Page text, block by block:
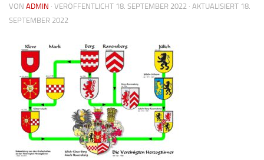
VON ADMIN · VERÖFFENTLICHT 18. SEPTEMBER 2022 · AKTUALISIERT 18.
SEPTEMBER 2022